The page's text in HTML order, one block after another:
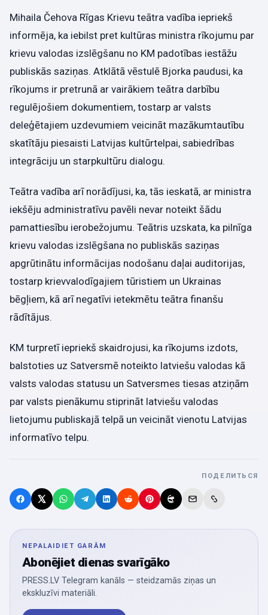
Mihaila Čehova Rīgas Krievu teātra vadība iepriekš
informēja, ka iebilst pret kultūras ministra rīkojumu par
krievu valodas izslēgšanu no KM padotības iestāžu
publiskās saziņas. Atklātā vēstulē Bjorka paudusi, ka
rīkojums ir pretrunā ar vairākiem teātra darbību
regulējošiem dokumentiem, tostarp ar valsts
deleģētajiem uzdevumiem veicināt mazākumtautību
skatītāju piesaisti Latvijas kultūrtelpai, sabiedrības
integrāciju un starpkultūru dialogu.
Teātra vadība arī norādījusi, ka, tās ieskatā, ar ministra
iekšēju administratīvu pavēli nevar noteikt šādu
pamattiesību ierobežojumu. Teātris uzskata, ka pilnīga
krievu valodas izslēgšana no publiskās saziņas
apgrūtinātu informācijas nodošanu daļai auditorijas,
tostarp krievvalodīgajiem tūristiem un Ukrainas
bēgļiem, kā arī negatīvi ietekmētu teātra finanšu
rādītājus.
KM turpretī iepriekš skaidrojusi, ka rīkojums izdots,
balstoties uz Satversmē noteikto latviešu valodas kā
valsts valodas statusu un Satversmes tiesas atziņām
par valsts pienākumu stiprināt latviešu valodas
lietojumu publiskajā telpā un veicināt vienotu Latvijas
informatīvo telpu.
ПОДЕЛИТЬСЯ
NEPALAIDIET GARĀM
Abonējiet dienas svarīgāko
PRESS.LV Telegram kanāls — steidzamās ziņas un
ekskluzīvi materiāli.